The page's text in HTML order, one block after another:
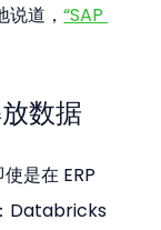
说道，“SAP
数据
是在 ERP
Databricks